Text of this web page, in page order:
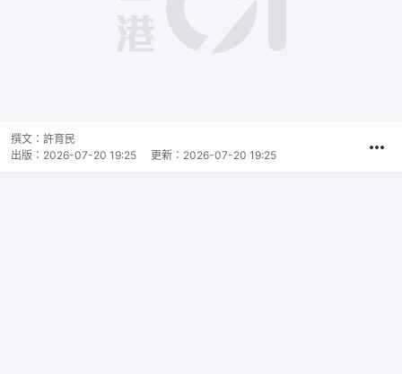
撰文： 許育民
出版： 2026-07-20 19:25 更新： 2026-07-20 19:25